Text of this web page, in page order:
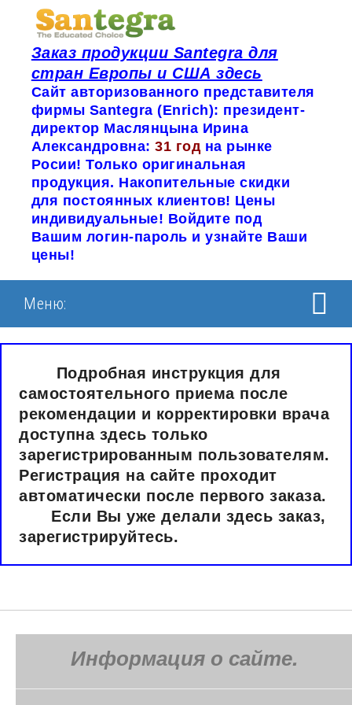
Заказ продукции Santegra для
стран Европы и США здесь
Сайт авторизованного представителя
фирмы Santegra (Enrich): президент-
директор Маслянцына Ирина
Александровна:31 год на рынке
Росии! Только оригинальная
продукция. Накопительные скидки
для постоянных клиентов! Цены
индивидуальные! Войдите под
Вашим логин-пароль и узнайте Ваши
цены!
Меню:
Подробная инструкция для
самостоятельного приема после
рекомендации и корректировки врача
доступна здесь только
зарегистрированным пользователям.
Регистрация на сайте проходит
автоматически после первого заказа.
Если Вы уже делали здесь заказ,
зарегистрируйтесь.